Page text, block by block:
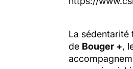
La
de Bouger +,